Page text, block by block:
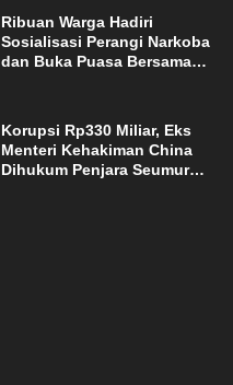
Ribuan Warga Hadiri
Sosialisasi Perangi Narkoba
dan Buka Puasa Bersama
Korupsi Rp330 Miliar, Eks
Menteri Kehakiman China
Dihukum Penjara Seumur